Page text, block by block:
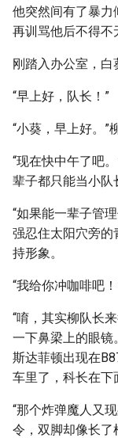
他突然间有了暴力
再训骂他后不得不
刚踏入办公室，白
“早上好，队长！”
“小葵，早上好。”
“现在快中午了吧
辈子都只能当小队
“如果能一辈子管
强忍住太阳穴旁的
持形象。
“我给你冲咖啡吧
“唷，其实柳队长
一下鼻梁上的眼镜
斯达菲顿出现在
车里了，科长在下
“那个炸弹魔人又
令，双脚却像长了